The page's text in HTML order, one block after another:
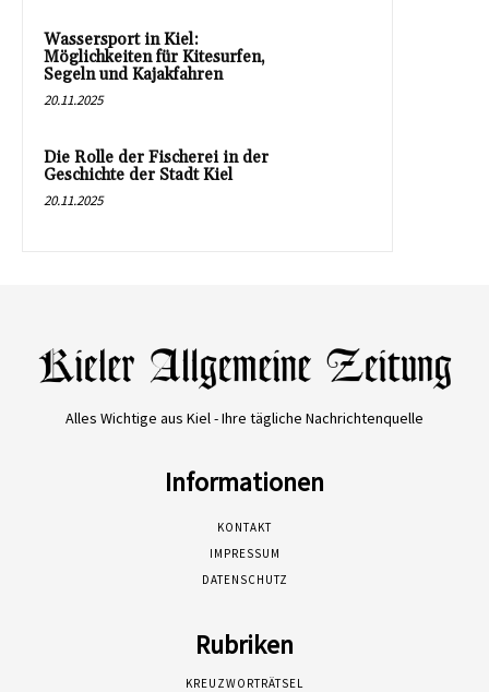
Wassersport in Kiel:
Möglichkeiten für Kitesurfen,
Segeln und Kajakfahren
20.11.2025
Die Rolle der Fischerei in der
Geschichte der Stadt Kiel
20.11.2025
Alles Wichtige aus Kiel - Ihre tägliche Nachrichtenquelle
Informationen
KONTAKT
IMPRESSUM
DATENSCHUTZ
Rubriken
KREUZWORTRÄTSEL